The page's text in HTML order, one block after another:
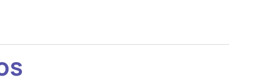
nastavitev
te piškotke ali